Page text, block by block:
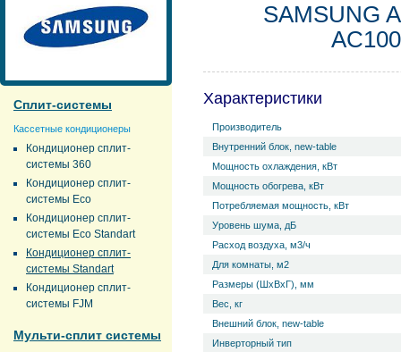
Сплит-системы
Кассетные кондиционеры
Кондиционер сплит-
системы 360
Кондиционер сплит-
системы Eco
Кондиционер сплит-
системы Eco Standart
Кондиционер сплит-
системы Standart
Кондиционер сплит-
системы FJM
Мульти-сплит системы
SAMSUNG
Характеристики
Производитель
Внутренний блок, new-table
Мощность охлаждения, кВт
Мощность обогрева, кВт
Потребляемая мощность, кВт
Уровень ш­ума, дБ
Расход воздуха, м3/ч
Для комнаты, м2
Размеры (ШхВхГ), мм
Вес, кг
Внешний блок, new-table
Инверторный тип